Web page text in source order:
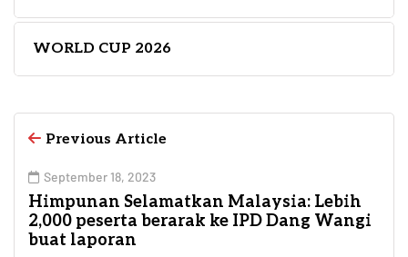
WORLD CUP 2026
Previous Article
September 18, 2023
Himpunan Selamatkan Malaysia: Lebih
2,000 peserta berarak ke IPD Dang Wangi
buat laporan